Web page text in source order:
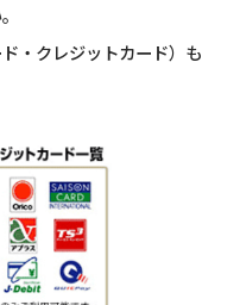
・クレジットカード）も